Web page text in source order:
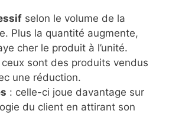
selon le volume de la
Plus la quantité augmente,
cher le produit à l’unité.
ceux sont des produits vendus
une réduction.
: celle-ci joue davantage sur
du client en attirant son